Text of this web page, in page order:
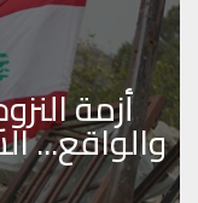
أزمة
والواقع...